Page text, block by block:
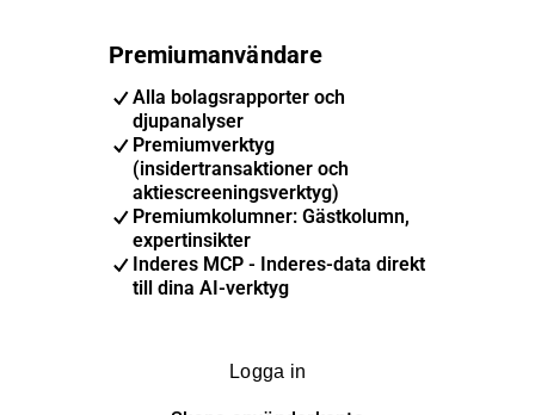
Premiumanvändare
Alla bolagsrapporter och
djupanalyser
Premiumverktyg
(insidertransaktioner och
aktiescreeningsverktyg)
Premiumkolumner: Gästkolumn,
expertinsikter
Inderes MCP - Inderes-data direkt
till dina AI-verktyg
Logga in